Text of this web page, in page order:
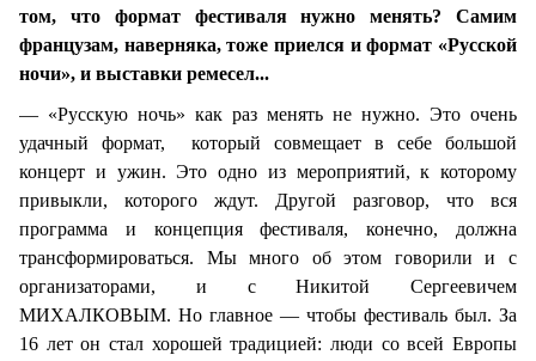
том, что формат фестиваля нужно менять? Самим
французам, наверняка, тоже приелся и формат «Русской
ночи», и выставки ремесел...
— «Русскую ночь» как раз менять не нужно. Это очень
удачный формат, который совмещает в себе большой
концерт и ужин. Это одно из мероприятий, к которому
привыкли, которого ждут. Другой разговор, что вся
программа и концепция фестиваля, конечно, должна
трансформироваться. Мы много об этом говорили и с
организаторами, и с Никитой Сергеевичем
МИХАЛКОВЫМ. Но главное — чтобы фестиваль был. За
16 лет он стал хорошей традицией: люди со всей Европы